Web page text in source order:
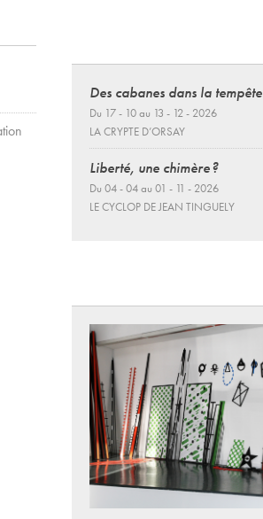
Des cabanes dans la tempête
Du 17 - 10 au 13 - 12 - 2026
LA CRYPTE D’ORSAY
Liberté, une chimère ?
Du 04 - 04 au 01 - 11 - 2026
LE CYCLOP DE JEAN TINGUELY